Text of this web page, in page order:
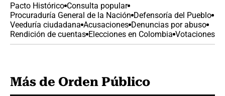
Pacto Histórico Consulta popular
Procuraduría General de la Nación Defensoría del Pueblo
Veeduría ciudadana Acusaciones Denuncias por abuso
Rendición de cuentas Elecciones en Colombia Votaciones
Más de Orden Público